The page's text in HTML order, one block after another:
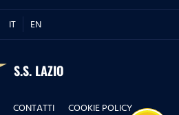
IT EN
S.S. LAZIO
CONTATTI COOKIE POLICY